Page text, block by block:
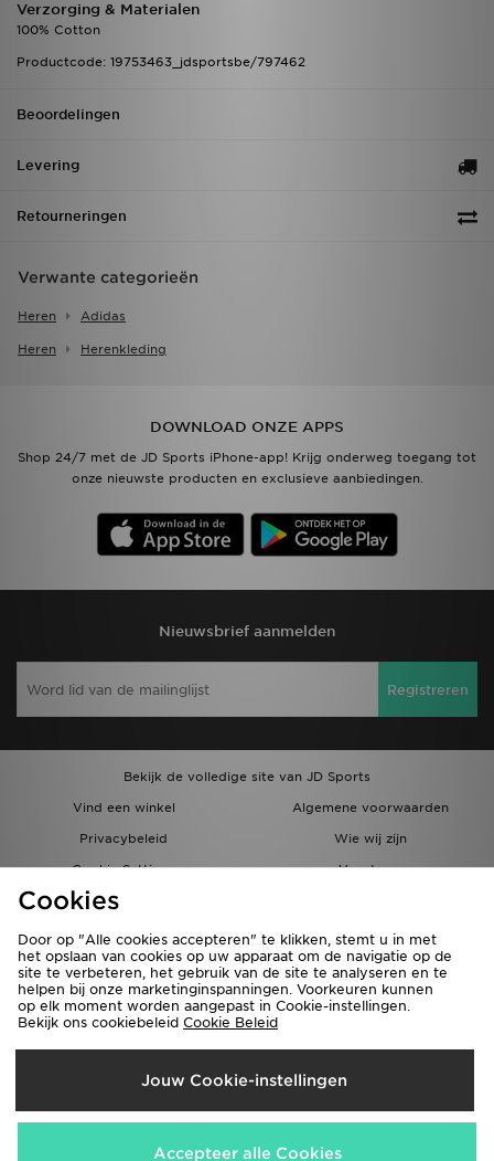
Verzorging & Materialen
100% Cotton
Productcode: 19753463_jdsportsbe/797462
Beoordelingen
Levering
Retourneringen
Verwante categorieën
Heren Adidas
Heren Herenkleding
DOWNLOAD ONZE APPS
Shop 24/7 met de JD Sports iPhone-app! Krijg onderweg toegang tot
onze nieuwste producten en exclusieve aanbiedingen.
Nieuwsbrief aanmelden
Registreren
Bekijk de volledige site van JD Sports
Vind een winkel
Algemene voorwaarden
Privacybeleid
Wie wij zijn
Cookie Settings
Vacatures
Bestellingen en Levering
Verzenden Naar
België
Wij accepteren de volgende betaalmethoden
Cookies
Door op "Alle cookies accepteren" te klikken, stemt u in met
het opslaan van cookies op uw apparaat om de navigatie op de
site te verbeteren, het gebruik van de site te analyseren en te
helpen bij onze marketinginspanningen. Voorkeuren kunnen
op elk moment worden aangepast in Cookie-instellingen.
Bekijk ons cookiebeleid Cookie Beleid
Jouw Cookie-instellingen
Accepteer alle Cookies